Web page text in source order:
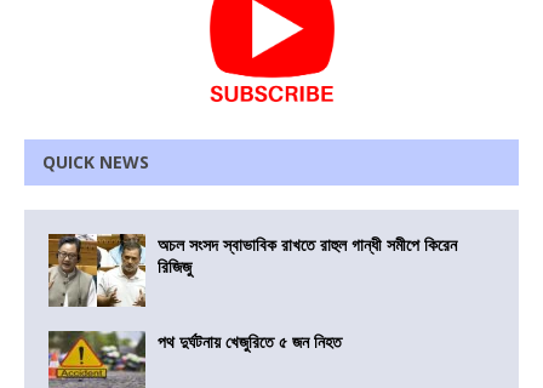
QUICK NEWS
অচল সংসদ স্বাভাবিক রাখতে রাহুল গান্ধী সমীপে কিরেন
রিজিজু
পথ দুর্ঘটনায় খেজুরিতে ৫ জন নিহত